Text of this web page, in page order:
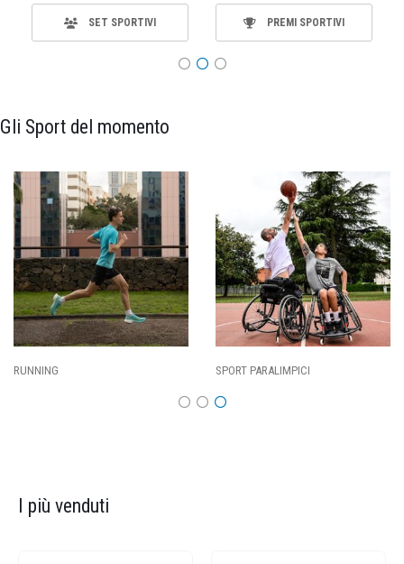
SET SPORTIVI PREMI SPORTIVI
Gli Sport del momento
SPORT PARALIMPICI
I più venduti